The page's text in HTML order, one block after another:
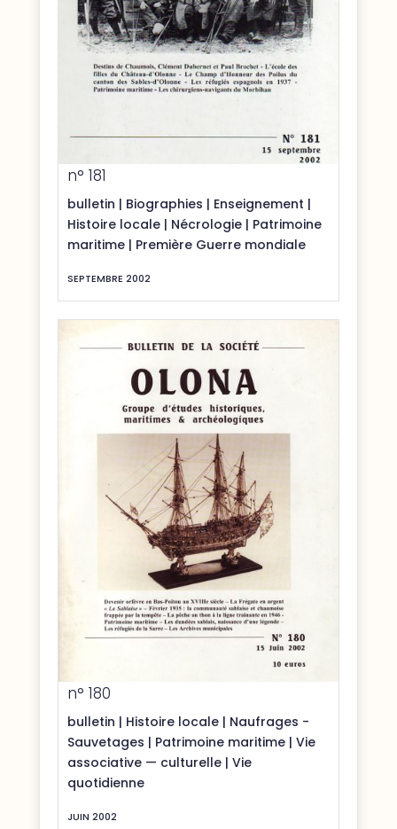
n° 181
bulletin | Biographies | Enseignement |
Histoire locale| Nécrologie| Patrimoine
maritime| Première Guerre mondiale
SEPTEMBRE 2002
n° 180
bulletin | Histoire locale| Naufrages -
Sauvetages | Patrimoine maritime| Vie
associative — culturelle| Vie
quotidienne
JUIN 2002